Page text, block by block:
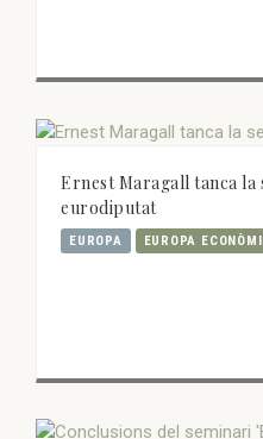
Ernest Maragall tanca la
eurodiputat
EUROPA EUROPA